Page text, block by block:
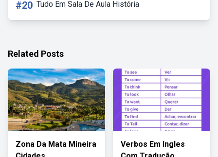
#20 Tudo Em Sala De Aula História
Related Posts
Zona Da Mata Mineira
Verbos Em Ingles